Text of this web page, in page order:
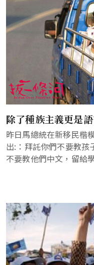
除了種族主義更是
昨日馬總統在新移民楷
出:：拜託你們不要教孩
不要教他們中文，留給